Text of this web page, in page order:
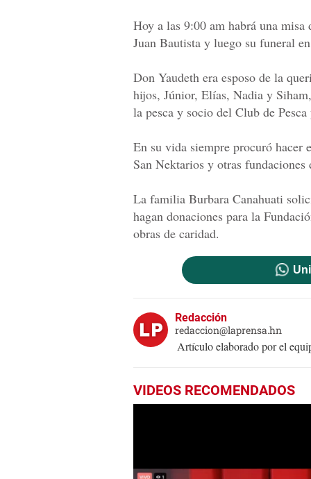
Hoy a las 9:00 am habrá una misa
Juan Bautista y luego su funeral
Don Yaudeth era esposo de la
hijos, Júnior, Elías, Nadia y
la pesca y socio del Club de
En su vida siempre procuró hacer
San Nektarios y otras fundaciones
La familia Burbara Canahuati
hagan donaciones para la
obras de caridad.
Redacción
redaccion@laprensa.hn
Artículo elaborado por el
VIDEOS RECOMENDADOS